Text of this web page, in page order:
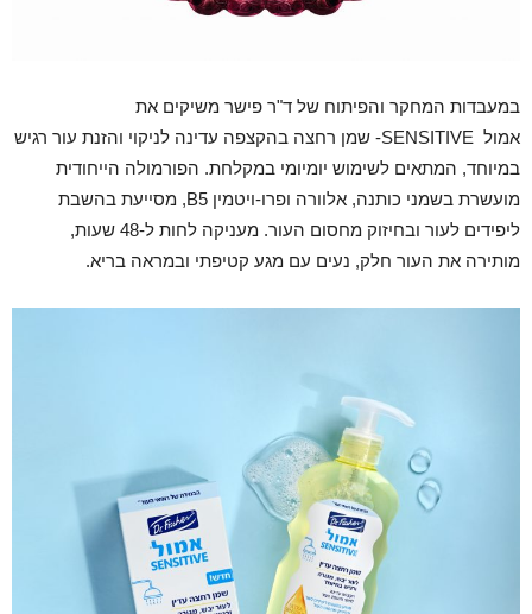
במעבדות המחקר והפיתוח של ד"ר פישר משיקים את
אמול SENSITIVE- שמן רחצה בהקצפה עדינה לניקוי והזנת עור רגיש
במיוחד, המתאים לשימוש יומיומי במקלחת. הפורמולה הייחודית
מועשרת בשמני כותנה, אלוורה ופרו-ויטמין B5, מסייעת בהשבת
ליפידים לעור ובחיזוק מחסום העור. מעניקה לחות ל-48 שעות,
מותירה את העור חלק, נעים עם מגע קטיפתי ובמראה בריא.